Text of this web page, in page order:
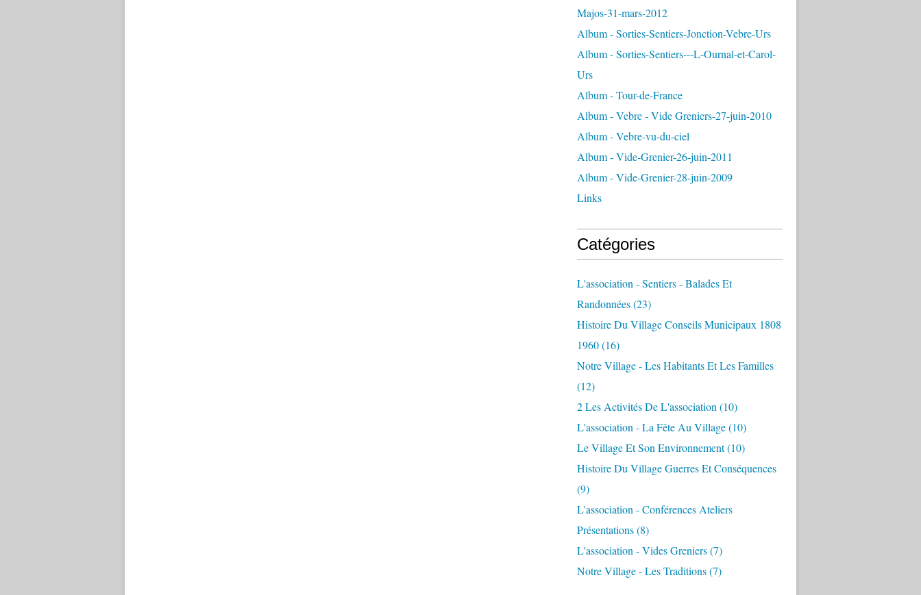
Majos-31-mars-2012
Album - Sorties-Sentiers-Jonction-Vebre-Urs
Album - Sorties-Sentiers---L-Ournal-et-Carol-
Urs
Album - Tour-de-France
Album - Vebre - Vide Greniers-27-juin-2010
Album - Vebre-vu-du-ciel
Album - Vide-Grenier-26-juin-2011
Album - Vide-Grenier-28-juin-2009
Links
Catégories
L'association - Sentiers - Balades Et
Randonnées(23)
Histoire Du Village Conseils Municipaux 1808
1960(16)
Notre Village - Les Habitants Et Les Familles
(12)
2 Les Activités De L'association (10)
L'association - La Fête Au Village(10)
Le Village Et Son Environnement(10)
Histoire Du Village Guerres Et Conséquences
(9)
L'association - Conférences Ateliers
Présentations(8)
L'association - Vides Greniers(7)
Notre Village - Les Traditions(7)